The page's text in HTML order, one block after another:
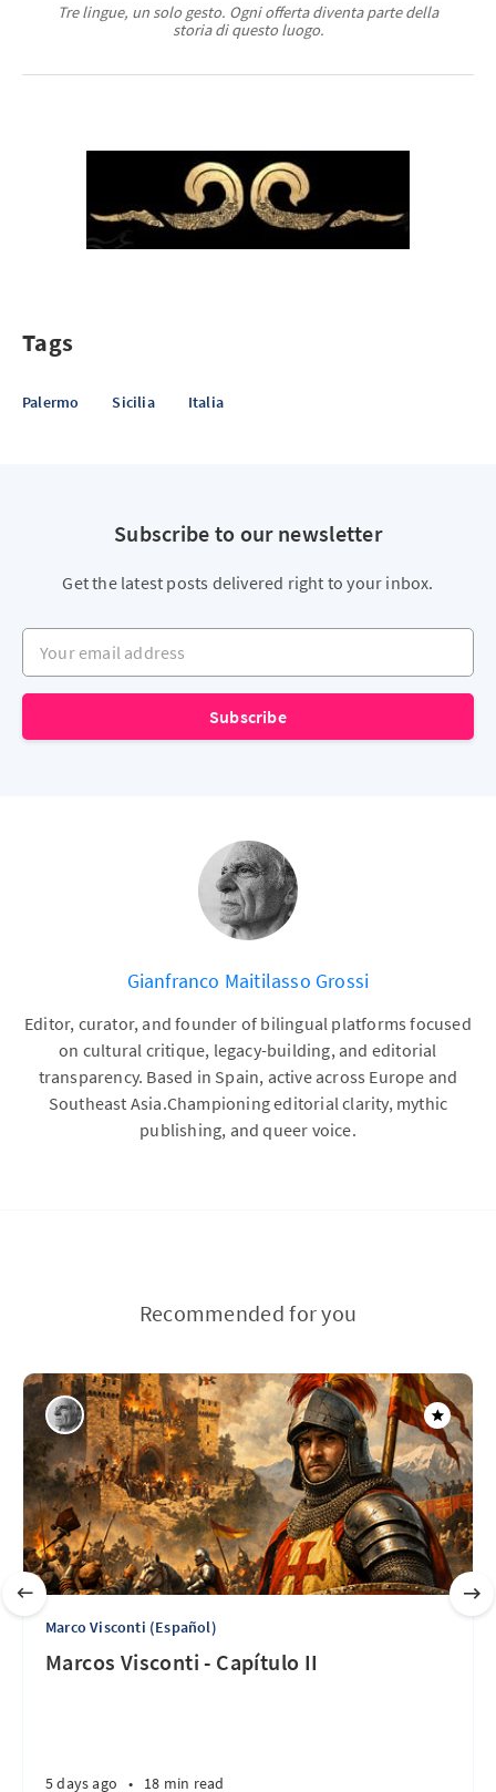
Tre lingue, un solo gesto. Ogni offerta diventa parte della
storia di questo luogo.
Tags
Palermo Sicilia Italia
Subscribe to our newsletter
Get the latest posts delivered right to your inbox.
Your email address
Subscribe
Gianfranco Maitilasso Grossi
Editor, curator, and founder of bilingual platforms focused
on cultural critique, legacy-building, and editorial
transparency. Based in Spain, active across Europe and
Southeast Asia.Championing editorial clarity, mythic
publishing, and queer voice.
Recommended for you
Marco Visconti (Español)
Marcos Visconti - Capítulo II
5 days ago • 18 min read